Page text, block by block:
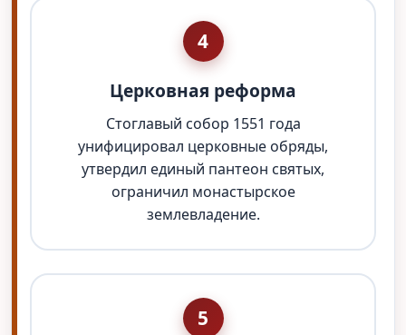
4
Церковная реформа
Стоглавый собор 1551 года
унифицировал церковные обряды,
утвердил единый пантеон святых,
ограничил монастырское
землевладение.
5